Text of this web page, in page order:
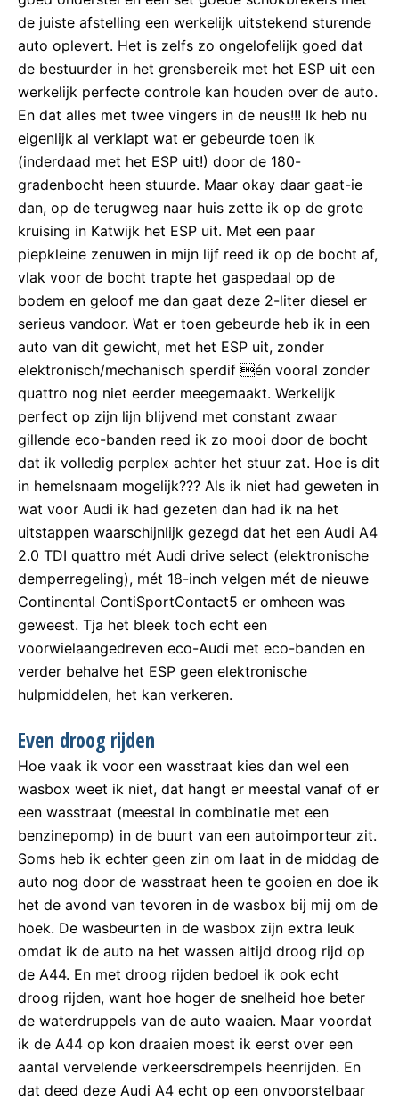
de juiste afstelling een werkelijk uitstekend sturende
auto oplevert. Het is zelfs zo ongelofelijk goed dat
de bestuurder in het grensbereik met het ESP uit een
werkelijk perfecte controle kan houden over de auto.
En dat alles met twee vingers in de neus!!! Ik heb nu
eigenlijk al verklapt wat er gebeurde toen ik
(inderdaad met het ESP uit!) door de 180-
gradenbocht heen stuurde. Maar okay daar gaat-ie
dan, op de terugweg naar huis zette ik op de grote
kruising in Katwijk het ESP uit. Met een paar
piepkleine zenuwen in mijn lijf reed ik op de bocht af,
vlak voor de bocht trapte het gaspedaal op de
bodem en geloof me dan gaat deze 2-liter diesel er
serieus vandoor. Wat er toen gebeurde heb ik in een
auto van dit gewicht, met het ESP uit, zonder
elektronisch/mechanisch sperdif én vooral zonder
quattro nog niet eerder meegemaakt. Werkelijk
perfect op zijn lijn blijvend met constant zwaar
gillende eco-banden reed ik zo mooi door de bocht
dat ik volledig perplex achter het stuur zat. Hoe is dit
in hemelsnaam mogelijk??? Als ik niet had geweten in
wat voor Audi ik had gezeten dan had ik na het
uitstappen waarschijnlijk gezegd dat het een Audi A4
2.0 TDI quattro mét Audi drive select (elektronische
demperregeling), mét 18-inch velgen mét de nieuwe
Continental ContiSportContact5 er omheen was
geweest. Tja het bleek toch echt een
voorwielaangedreven eco-Audi met eco-banden en
verder behalve het ESP geen elektronische
hulpmiddelen, het kan verkeren.
Even droog rijden
Hoe vaak ik voor een wasstraat kies dan wel een
wasbox weet ik niet, dat hangt er meestal vanaf of er
een wasstraat (meestal in combinatie met een
benzinepomp) in de buurt van een autoimporteur zit.
Soms heb ik echter geen zin om laat in de middag de
auto nog door de wasstraat heen te gooien en doe ik
het de avond van tevoren in de wasbox bij mij om de
hoek. De wasbeurten in de wasbox zijn extra leuk
omdat ik de auto na het wassen altijd droog rijd op
de A44. En met droog rijden bedoel ik ook echt
droog rijden, want hoe hoger de snelheid hoe beter
de waterdruppels van de auto waaien. Maar voordat
ik de A44 op kon draaien moest ik eerst over een
aantal vervelende verkeersdrempels heenrijden. En
dat deed deze Audi A4 echt op een onvoorstelbaar